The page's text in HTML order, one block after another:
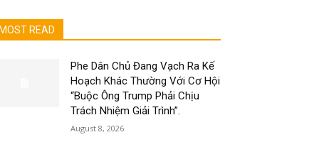
MOST READ
Phe Dân Chủ Đang Vạch Ra Kế
Hoạch Khác Thường Với Cơ Hội
“Buộc Ông Trump Phải Chịu
Trách Nhiệm Giải Trình”.
August 8, 2026